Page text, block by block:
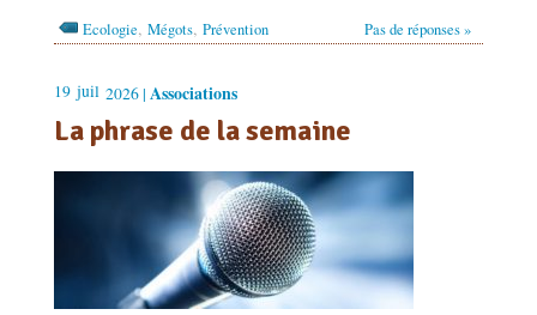
Pas de réponses »
Ecologie, Mégots, Prévention
19 juil 2026 | Associations
La phrase de la semaine